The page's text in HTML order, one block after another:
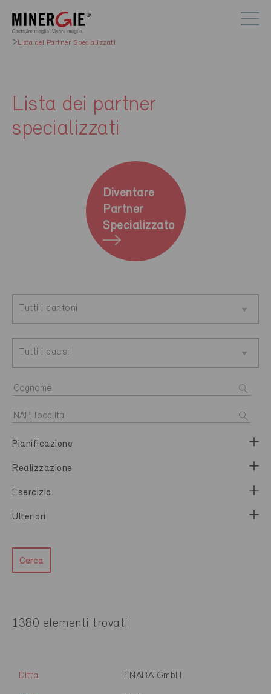
Lista dei Partner Specializzati
Lista dei partner
specializzati
Diventare
Partner
Specializzato
Tutti i cantoni
Tutti i paesi
Pianificazione
Realizzazione
Esercizio
Ulteriori
Cerca
1380 elementi trovati
Ditta ENABA GmbH